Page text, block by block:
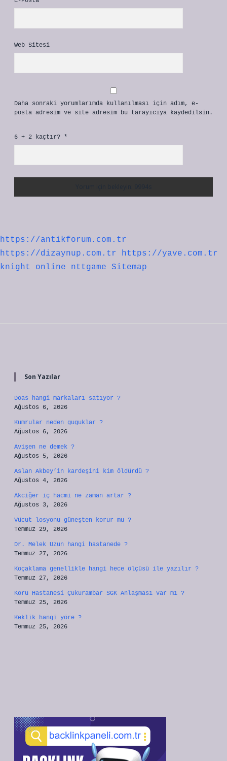
Web Sitesi
Daha sonraki yorumlarımda kullanılması için adım, e-
posta adresim ve site adresim bu tarayıcıya kaydedilsin.
6 + 2 kaçtır? *
https://antikforum.com.tr
https://dizaynup.com.tr
https://yave.com.tr
knight online
nttgame Sitemap
Son Yazılar
Doas hangi markaları satıyor ?
Ağustos 6, 2026
Kumrular neden guguklar ?
Ağustos 6, 2026
Avişen ne demek ?
Ağustos 5, 2026
Aslan Akbey’in kardeşini kim öldürdü ?
Ağustos 4, 2026
Akciğer iç hacmi ne zaman artar ?
Ağustos 3, 2026
Vücut losyonu güneşten korur mu ?
Temmuz 29, 2026
Dr. Melek Uzun hangi hastanede ?
Temmuz 27, 2026
Koçaklama genellikle hangi hece ölçüsü ile yazılır ?
Temmuz 27, 2026
Koru Hastanesi Çukurambar SGK Anlaşması var mı ?
Temmuz 25, 2026
Keklik hangi yöre ?
Temmuz 25, 2026